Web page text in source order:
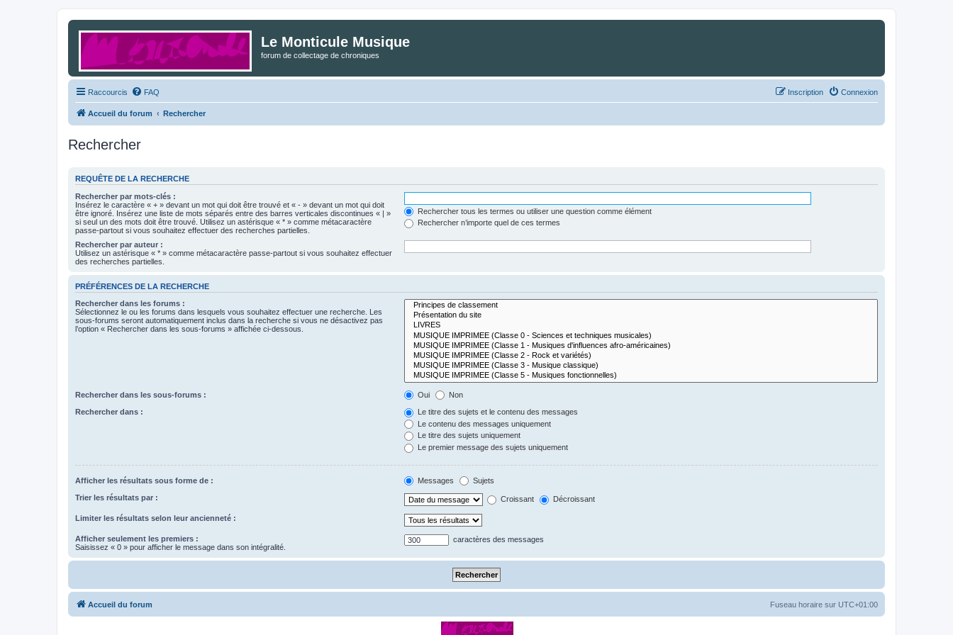
Le Monticule Musique
forum de collectage de chroniques
Raccourcis FAQ Connexion
Inscription
Accueil du forum Rechercher
Rechercher
REQUÊTE DE LA RECHERCHE
Rechercher par mots-clés :
Insérez le caractère « + » devant un mot qui doit être trouvé et « - » devant un mot qui doit
être ignoré. Insérez une liste de mots séparés entre des barres verticales discontinues « | »
si seul un des mots doit être trouvé. Utilisez un astérisque « * » comme métacaractère
passe-partout si vous souhaitez effectuer des recherches partielles.
Rechercher tous les termes ou utiliser une question comme élément
Rechercher n’importe quel de ces termes
Rechercher par auteur :
Utilisez un astérisque « * » comme métacaractère passe-partout si vous souhaitez effectuer
des recherches partielles.
PRÉFÉRENCES DE LA RECHERCHE
Rechercher dans les forums :
Sélectionnez le ou les forums dans lesquels vous souhaitez effectuer une recherche. Les
sous-forums seront automatiquement inclus dans la recherche si vous ne désactivez pas
l’option « Rechercher dans les sous-forums » affichée ci-dessous.
Rechercher dans les sous-forums : Oui Non
Rechercher dans :
Le titre des sujets et le contenu des messages
Le contenu des messages uniquement
Le titre des sujets uniquement
Le premier message des sujets uniquement
Afficher les résultats sous forme de : Messages Sujets
Trier les résultats par : Croissant Décroissant
Limiter les résultats selon leur ancienneté :
Afficher seulement les premiers :
Saisissez « 0 » pour afficher le message dans son intégralité.
caractères des messages
Accueil du forum Fuseau horaire sur UTC+01:00